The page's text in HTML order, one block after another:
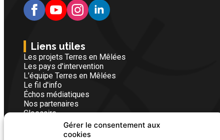
Gérer le consentement aux
cookies
Liens utiles
Les projets Terres en Mêlées
Les pays d'intervention
L'équipe Terres en Mêlées
Le fil d'info
Échos médiatiques
Nos partenaires
Glossaire